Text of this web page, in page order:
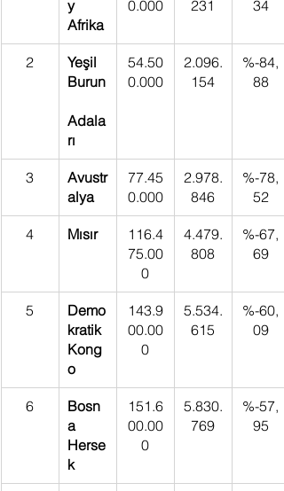
y
Afrika
0.000
231
34
2
Yeşil
Burun
Adala
rı
54.50
0.000
2.096.
154
%-84,
88
3
Avustr
alya
77.45
0.000
2.978.
846
%-78,
52
4 Mısır
116.4
75.00
0
4.479.
808
%-67,
69
5
Demo
kratik
Kong
o
143.9
00.00
0
5.534.
615
%-60,
09
6
Bosn
a
Herse
k
151.6
00.00
0
5.830.
769
%-57,
95